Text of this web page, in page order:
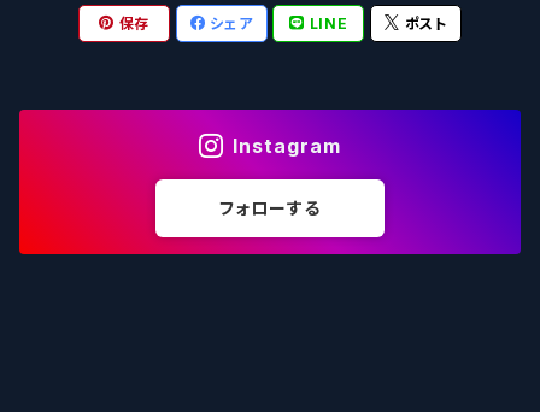
箕面ビール - MINOH BEER
サンクトガーレン - Sankt Gallen
ウェストコーストブルーイング -WCB
Mikkeller ミッケラー
Hop Nation ホップネーション
Brewski ブリュースキー
Lambiek Fabriek - ファブリーク
Marble / マーブル
Buxton - バクストン
Behemoth - ベヒーモス
Deep Creek Brewing Co.
8 Wired エイトワイアード
Isthmus イスムス
Strathcona ストラスコナ
ODIN BREWING オディン
Electric Bicycle エレクトリックバイシクル
Früh フリュー
Plank プランク
Tucher トゥーハー
保存 シェア LINE ポスト
Instagram
フォローする